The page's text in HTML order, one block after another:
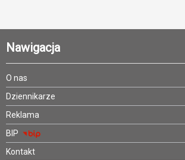
Nawigacja
O nas
Dziennikarze
Reklama
BIP
Kontakt